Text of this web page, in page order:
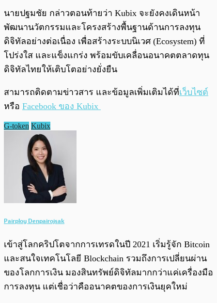
นายปฐมชัย กล่าวตอนท้ายว่า Kubix จะยังคงเดินหน้า
พัฒนานวัตกรรมและโครงสร้างพื้นฐานด้านการลงทุน
ดิจิทัลอย่างต่อเนื่อง เพื่อสร้างระบบนิเวศ (Ecosystem) ที่
โปร่งใส และแข็งแกร่ง พร้อมขับเคลื่อนอนาคตตลาดทุน
ดิจิทัลไทยให้เติบโตอย่างยั่งยืน
สามารถติดตามข่าวสาร และข้อมูลเพิ่มเติมได้ที่เว็บไซต์
หรือ Facebook ของ Kubix
G-token Kubix
Pairploy Denpairojsak
เข้าสู่โลกคริปโตจากการเทรดในปี 2021 เริ่มรู้จัก Bitcoin
และสนใจเทคโนโลยี Blockchain รวมถึงการเปลี่ยนผ่าน
ของโลกการเงิน มองสินทรัพย์ดิจิทัลมากกว่าแค่เครื่องมือ
การลงทุน แต่เชื่อว่าคืออนาคตของการเงินยุคใหม่